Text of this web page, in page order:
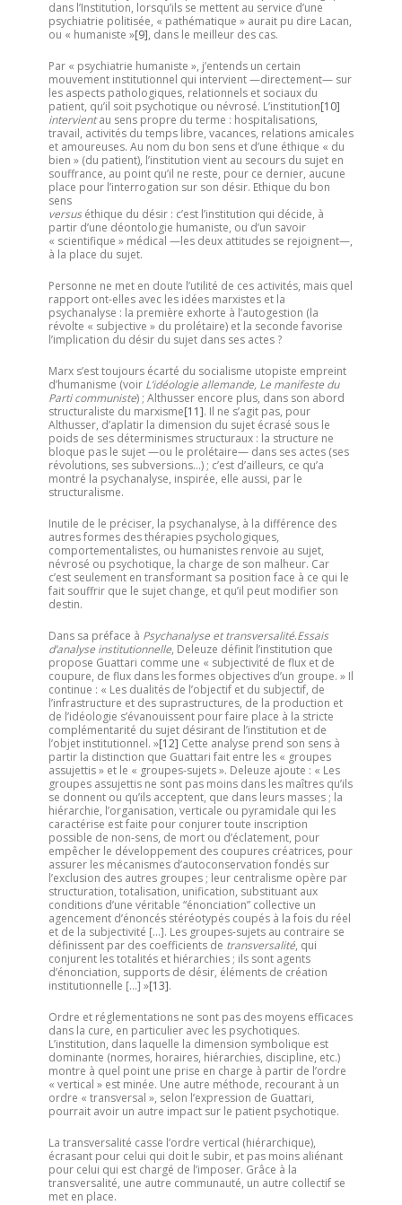
dans l’Institution, lorsqu’ils se mettent au service d’une
psychiatrie politisée, « pathématique » aurait pu dire Lacan,
ou « humaniste »[9], dans le meilleur des cas.
Par « psychiatrie humaniste », j’entends un certain
mouvement institutionnel qui intervient —directement— sur
les aspects pathologiques, relationnels et sociaux du
patient, qu’il soit psychotique ou névrosé. L’institution[10]
intervientau sens propre du terme : hospitalisations,
travail, activités du temps libre, vacances, relations amicales
et amoureuses. Au nom du bon sens et d’une éthique « du
bien » (du patient), l’institution vient au secours du sujet en
souffrance, au point qu’il ne reste, pour ce dernier, aucune
place pour l’interrogation sur son désir. Ethique du bon
sens
versuséthique du désir : c’est l’institution qui décide, à
partir d’une déontologie humaniste, ou d’un savoir
« scientifique » médical —les deux attitudes se rejoignent—,
à la place du sujet.
Personne ne met en doute l’utilité de ces activités, mais quel
rapport ont-elles avec les idées marxistes et la
psychanalyse : la première exhorte à l’autogestion (la
révolte « subjective » du prolétaire) et la seconde favorise
l’implication du désir du sujet dans ses actes ?
Marx s’est toujours écarté du socialisme utopiste empreint
d’humanisme (voir L’idéologie allemande, Le manifeste du
Parti communiste) ; Althusser encore plus, dans son abord
structuraliste du marxisme[11]. Il ne s’agit pas, pour
Althusser, d’aplatir la dimension du sujet écrasé sous le
poids de ses déterminismes structuraux : la structure ne
bloque pas le sujet —ou le prolétaire— dans ses actes (ses
révolutions, ses subversions…) ; c’est d’ailleurs, ce qu’a
montré la psychanalyse, inspirée, elle aussi, par le
structuralisme.
Inutile de le préciser, la psychanalyse, à la différence des
autres formes des thérapies psychologiques,
comportementalistes, ou humanistes renvoie au sujet,
névrosé ou psychotique, la charge de son malheur. Car
c’est seulement en transformant sa position face à ce qui le
fait souffrir que le sujet change, et qu’il peut modifier son
destin.
Dans sa préface à Psychanalyse et transversalité.Essais
d’analyse institutionnelle, Deleuze définit l’institution que
propose Guattari comme une « subjectivité de flux et de
coupure, de flux dans les formes objectives d’un groupe. » Il
continue : « Les dualités de l’objectif et du subjectif, de
l’infrastructure et des suprastructures, de la production et
de l’idéologie s’évanouissent pour faire place à la stricte
complémentarité du sujet désirant de l’institution et de
l’objet institutionnel. »[12] Cette analyse prend son sens à
partir la distinction que Guattari fait entre les « groupes
assujettis » et le « groupes-sujets ». Deleuze ajoute : « Les
groupes assujettis ne sont pas moins dans les maîtres qu’ils
se donnent ou qu’ils acceptent, que dans leurs masses ; la
hiérarchie, l’organisation, verticale ou pyramidale qui les
caractérise est faite pour conjurer toute inscription
possible de non-sens, de mort ou d’éclatement, pour
empêcher le développement des coupures créatrices, pour
assurer les mécanismes d’autoconservation fondés sur
l’exclusion des autres groupes ; leur centralisme opère par
structuration, totalisation, unification, substituant aux
conditions d’une véritable “énonciation” collective un
agencement d’énoncés stéréotypés coupés à la fois du réel
et de la subjectivité […]. Les groupes-sujets au contraire se
définissent par des coefficients de transversalité, qui
conjurent les totalités et hiérarchies ; ils sont agents
d’énonciation, supports de désir, éléments de création
institutionnelle […] »[13].
Ordre et réglementations ne sont pas des moyens efficaces
dans la cure, en particulier avec les psychotiques.
L’institution, dans laquelle la dimension symbolique est
dominante (normes, horaires, hiérarchies, discipline, etc.)
montre à quel point une prise en charge à partir de l’ordre
« vertical » est minée. Une autre méthode, recourant à un
ordre « transversal », selon l’expression de Guattari,
pourrait avoir un autre impact sur le patient psychotique.
La transversalité casse l’ordre vertical (hiérarchique),
écrasant pour celui qui doit le subir, et pas moins aliénant
pour celui qui est chargé de l’imposer. Grâce à la
transversalité, une autre communauté, un autre collectif se
met en place.